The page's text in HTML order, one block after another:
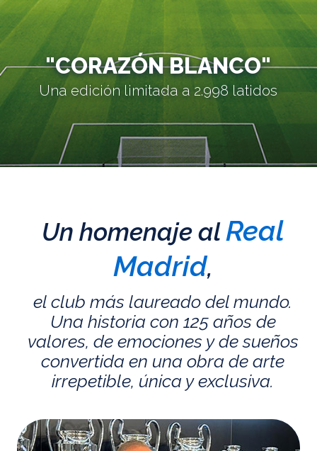
"CORAZÓN BLANCO"
Una edición limitada a 2.998 latidos
Un homenaje alReal
Madrid,
el club más laureado del mundo.
Una historia con 125 años de
valores, de emociones y de sueños
convertida en una obra de arte
irrepetible, única y exclusiva.